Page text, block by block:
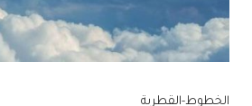
الخطوط-القطرية